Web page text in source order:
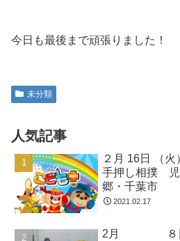
今日も最後まで頑張りました！
未分類
人気記事
２月 16日 （火） 椅子取
手押し相撲 児
郷・千葉市
2021.02.17
2月 ８日 （火